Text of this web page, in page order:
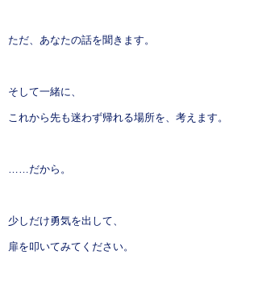
ただ、あなたの話を聞きます。
そして一緒に、
これから先も迷わず帰れる場所を、考えます。
……だから。
少しだけ勇気を出して、
扉を叩いてみてください。